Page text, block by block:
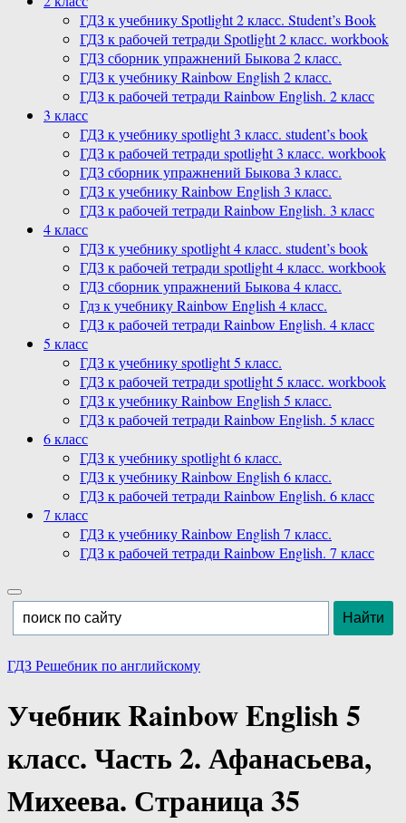
ГДЗ к учебнику Spotlight 2 класс. Student’s Book
ГДЗ к рабочей тетради Spotlight 2 класс. workbook
ГДЗ сборник упражнений Быкова 2 класс.
ГДЗ к учебнику Rainbow English 2 класс.
ГДЗ к рабочей тетради Rainbow English. 2 класс
3 класс
ГДЗ к учебнику spotlight 3 класс. student’s book
ГДЗ к рабочей тетради spotlight 3 класс. workbook
ГДЗ сборник упражнений Быкова 3 класс.
ГДЗ к учебнику Rainbow English 3 класс.
ГДЗ к рабочей тетради Rainbow English. 3 класс
4 класс
ГДЗ к учебнику spotlight 4 класс. student’s book
ГДЗ к рабочей тетради spotlight 4 класс. workbook
ГДЗ сборник упражнений Быкова 4 класс.
Гдз к учебнику Rainbow English 4 класс.
ГДЗ к рабочей тетради Rainbow English. 4 класс
5 класс
ГДЗ к учебнику spotlight 5 класс.
ГДЗ к рабочей тетради spotlight 5 класс. workbook
ГДЗ к учебнику Rainbow English 5 класс.
ГДЗ к рабочей тетради Rainbow English. 5 класс
6 класс
ГДЗ к учебнику spotlight 6 класс.
ГДЗ к учебнику Rainbow English 6 класс.
ГДЗ к рабочей тетради Rainbow English. 6 класс
7 класс
ГДЗ к учебнику Rainbow English 7 класс.
ГДЗ к рабочей тетради Rainbow English. 7 класс
ГДЗ Решебник по английскому
Учебник Rainbow English 5
класс. Часть 2. Афанасьева,
Михеева. Страница 35